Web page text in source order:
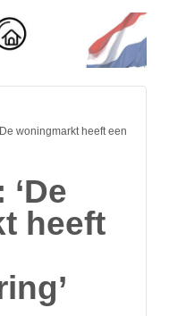
woningmarkt heeft een
heeft